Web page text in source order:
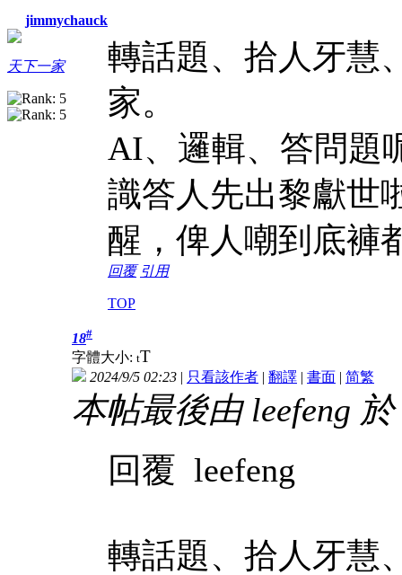
jimmychauck
天下一家
轉話題、拾人牙慧
家。
AI、邏輯、答問題
識答人先出黎獻世
醒，俾人嘲到底褲
回覆 引用
TOP
18#
字體大小: tT
2024/9/5 02:23 | 只看該作者 | 翻譯 | 書面 | 简繁
本帖最後由 leefeng
回覆 leefeng
轉話題、拾人牙慧